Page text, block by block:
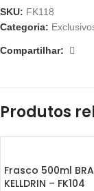
SKU: FK118
Categoria:
Compartilhar:
Produtos
Frasco 500ml
KELLDRIN – FK104